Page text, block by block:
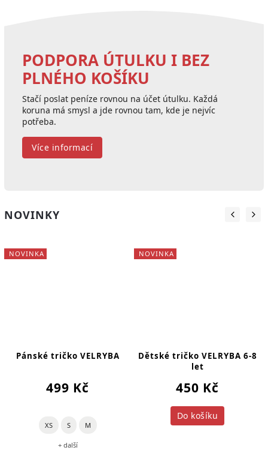
PODPORA ÚTULKU I BEZ
PLNÉHO KOŠÍKU
Stačí poslat peníze rovnou na účet útulku. Každá
koruna má smysl a jde rovnou tam, kde je nejvíc
potřeba.
Více informací
NOVINKY
NOVINKA
Pánské tričko VELRYBA
499 Kč
XS S M
+ další
NOVINKA
Dětské tričko VELRYBA 6-8
let
450 Kč
Do košíku